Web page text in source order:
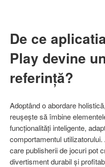
De ce
Play devine
referință?
Adoptând o abordare
reușește să îmbine
funcționalități inteligente,
comportamentul
care publisherii de jocuri pot
divertisment durabil și